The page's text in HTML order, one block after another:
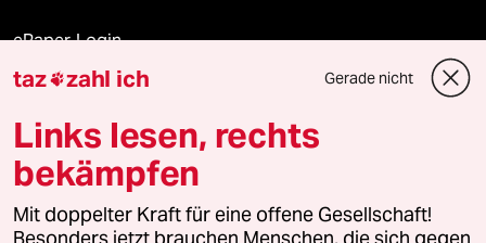
ePaper Login
Downloads für Abonnierende
© 2026 taz Verlags und Vertriebs GmbH
Alle Rechte vorbehalten. Bei rechtlichen Fragen oder für Genehmigungen
wenden Sie sich bitte an lizenzen@taz.de
taz zahl ich Gerade nicht
Links lesen, rechts
bekämpfen
Mit doppelter Kraft für eine offene Gesellschaft!